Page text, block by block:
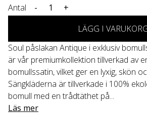
Antal -
+
LÄGG I
Soul påslakan Antique i exklusiv
är vår premiumkollektion tillverkad av
bomullssatin, vilket ger en lyxig, skön
Sängkläderna är tillverkade i 100%
bomull med en trådtäthet på...
Läs mer